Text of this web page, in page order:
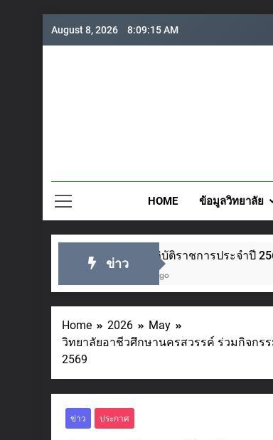
August 8, 2026 8:09:16 AM
HOME ข้อมูลวิทยาลัย
ข่าว
แผนปฏิบัติราชการประจำปี 2569 ชม
Home 2026
May
วิทยาลัยอาชีวศึกษานครสวรรค์ ร่วมกิจกร
2569
ข่าว ประกาศ